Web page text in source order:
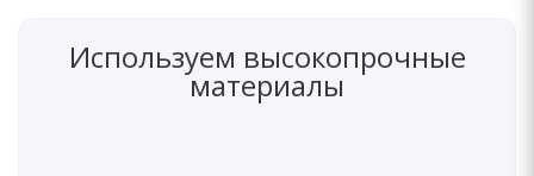
Используем высокопрочные
материалы